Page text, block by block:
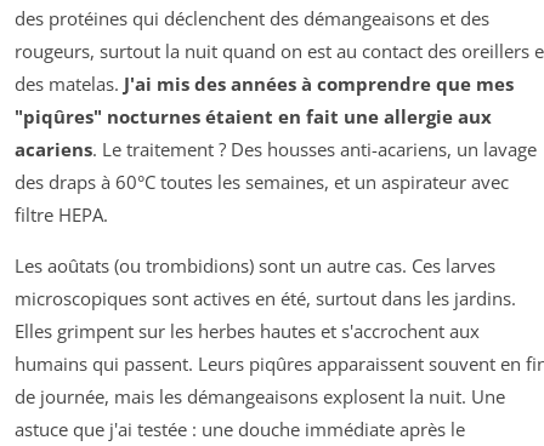
des protéines qui déclenchent des démangeaisons et des
rougeurs, surtout la nuit quand on est au contact des oreillers
des matelas. J'ai mis des années à comprendre que mes
"piqûres" nocturnes étaient en fait une allergie aux
acariens. Le traitement ? Des housses anti-acariens, un lavage
des draps à 60°C toutes les semaines, et un aspirateur avec
filtre HEPA.
Les aoûtats (ou trombidions) sont un autre cas. Ces larves
microscopiques sont actives en été, surtout dans les jardins.
Elles grimpent sur les herbes hautes et s'accrochent aux
humains qui passent. Leurs piqûres apparaissent souvent en
de journée, mais les démangeaisons explosent la nuit. Une
astuce que j'ai testée : une douche immédiate après le